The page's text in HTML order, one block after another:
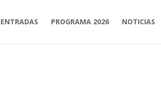
ENTRADAS PROGRAMA 2026 NOTICIAS